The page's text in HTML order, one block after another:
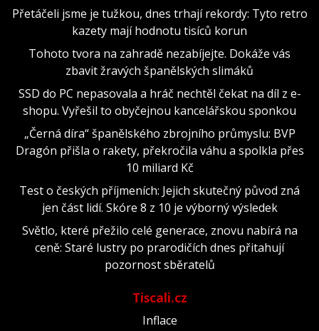
Přetáčeli jsme je tužkou, dnes trhají rekordy: Tyto retro
kazety mají hodnotu tisíců korun
Tohoto tvora na zahradě nezabíjejte. Dokáže vás
zbavit žravých španělských slimáků
SSD do PC nepasovala a hráč nechtěl čekat na díl z e-
shopu. Vyřešil to obyčejnou kancelářskou sponkou
„Černá díra“ španělského zbrojního průmyslu: BVP
Dragón přišla o rakety, překročila váhu a spolkla přes
10 miliard Kč
Test o českých příjmeních: Jejich skutečný původ zná
jen část lidí. Skóre 8 z 10 je výborný výsledek
Světlo, které přežilo celé generace, znovu nabírá na
ceně: Staré lustry po prarodičích dnes přitahují
pozornost sběratelů
Tiscali.cz
Inflace